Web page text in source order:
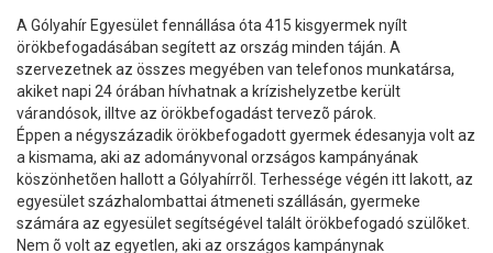
A Gólyahír Egyesület fennállása óta 415 kisgyermek nyílt
örökbefogadásában segített az ország minden táján. A
szervezetnek az összes megyében van telefonos munkatársa,
akiket napi 24 órában hívhatnak a krízishelyzetbe került
várandósok, illtve az örökbefogadást tervezõ párok.
Éppen a négyszázadik örökbefogadott gyermek édesanyja volt az
a kismama, aki az adományvonal orzságos kampányának
köszönhetõen hallott a Gólyahírrõl. Terhessége végén itt lakott, az
egyesület százhalombattai átmeneti szállásán, gyermeke
számára az egyesület segítségével talált örökbefogadó szülõket.
Nem õ volt az egyetlen, aki az országos kampánynak